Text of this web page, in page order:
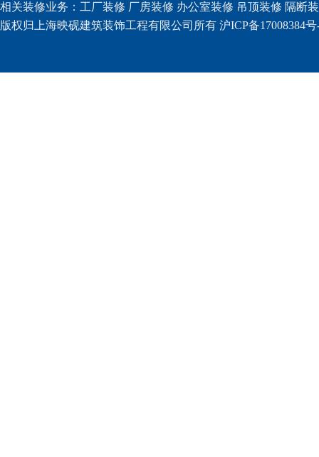
相关装修业务： 工厂装修 厂房装修 办公室装修 吊顶装修 隔断
版权归上海映砚建筑装饰工程有限公司所有 沪ICP备17008384号